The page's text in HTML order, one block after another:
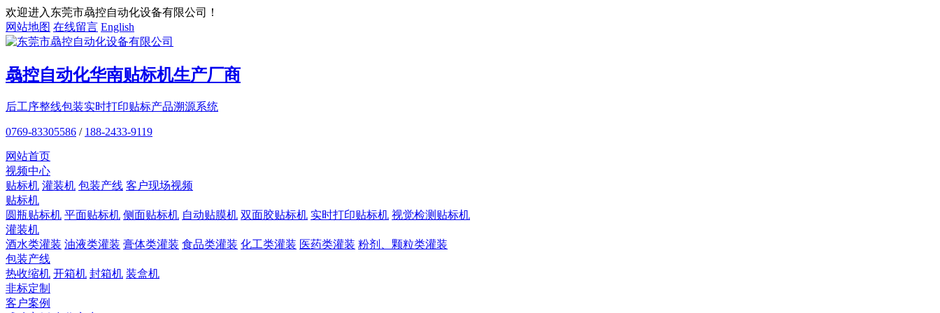
欢迎进入东莞市骉控自动化设备有限公司！
网站地图 在线留言 English
骉控自动化华南贴标机生产厂商
后工序整线包装实时打印贴标产品溯源系统
0769-83305586 / 188-2433-9119
网站首页
视频中心
贴标机 灌装机 包装产线 客户现场视频
贴标机
圆瓶贴标机 平面贴标机 侧面贴标机 自动贴膜机 双面胶贴标机 实时打印贴标机 视觉检测贴标机
灌装机
酒水类灌装 油液类灌装 膏体类灌装 食品类灌装 化工类灌装 医药类灌装 粉剂、颗粒类灌装
包装产线
热收缩机 开箱机 封箱机 装盒机
非标定制
客户案例